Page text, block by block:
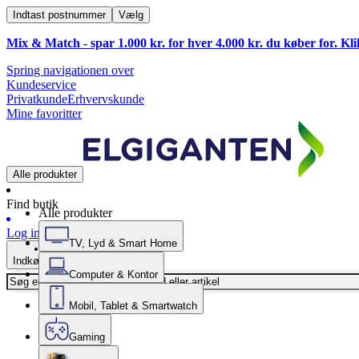
Indtast postnummer Vælg
Mix & Match - spar 1.000 kr. for hver 4.000 kr. du køber for.
Spring navigationen over
Kundeservice
PrivatkundeErhvervskunde
Mine favoritter
Alle produkter
Find butik
Log ind
Indkøbskurv
Alle produkter
TV, Lyd & Smart Home
Computer & Kontor
Mobil, Tablet & Smartwatch
Gaming